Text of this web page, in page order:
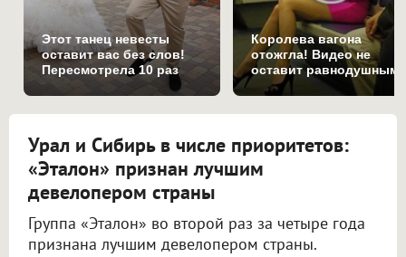
Этот танец невесты
оставит вас без слов!
Пересмотрела 10 раз
Королева вагона
отожгла! Видео не
оставит равнодушным
Урал и Сибирь в числе приоритетов:
«Эталон» признан лучшим
девелопером страны
Группа «Эталон» во второй раз за четыре года
признана лучшим девелопером страны.